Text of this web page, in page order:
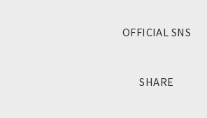
OFFICIAL SNS
SHARE